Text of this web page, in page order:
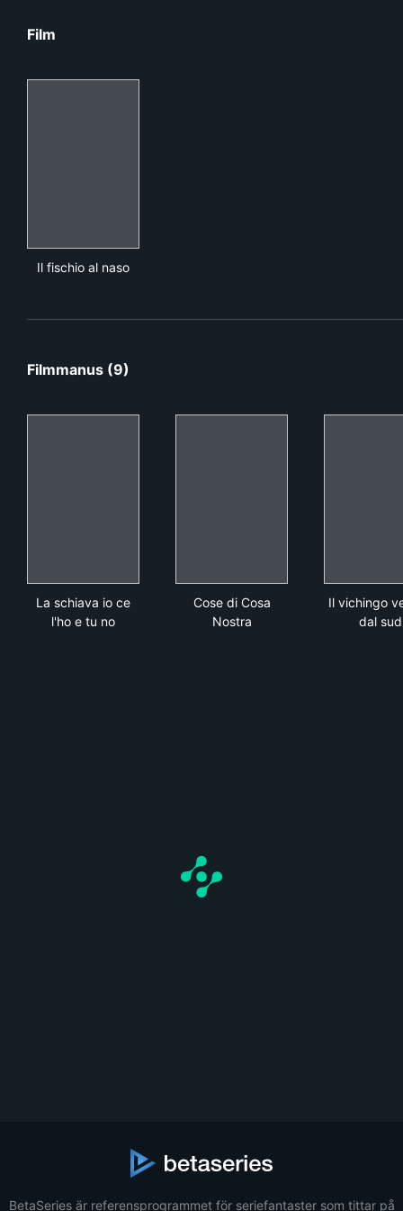
Film
Il fischio al naso
Filmmanus (9)
La schiava io ce
l'ho e tu no
Cose di Cosa
Nostra
Il vichingo
dal sud
BetaSeries är referensprogrammet för seriefantaster som tittar på